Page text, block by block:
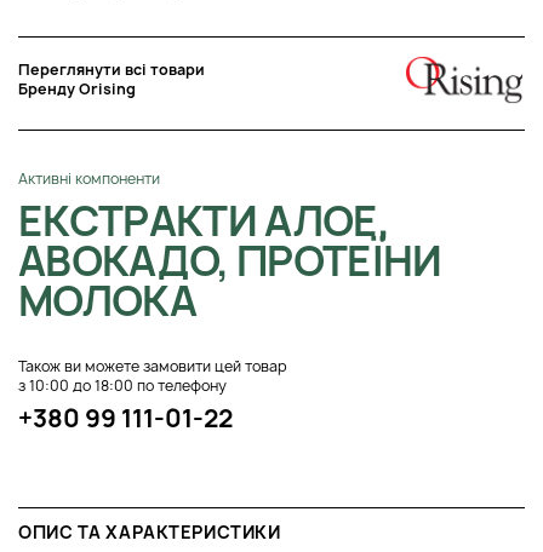
Переглянути всі товари
Бренду Orising
Активні компоненти
ЕКСТРАКТИ АЛОЕ,
АВОКАДО, ПРОТЕЇНИ
МОЛОКА
Також ви можете замовити цей товар
з 10:00 до 18:00 по телефону
+380 99 111-01-22
ОПИС ТА ХАРАКТЕРИСТИКИ